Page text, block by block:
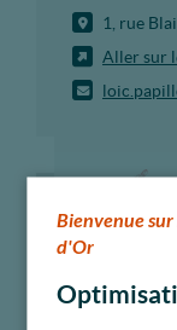
1, rue
Aller sur
Bienvenue
d'Or